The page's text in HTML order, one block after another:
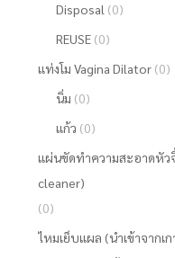
Disposal (0)
REUSE (0)
แท่งโม Vagina Dilator (0)
นิ่ม (0)
แก้ว (0)
แผ่นขัดทำความสะอาดหัว
cleaner)
(0)
ไหมเย็บแผล (นำเข้าจากเ